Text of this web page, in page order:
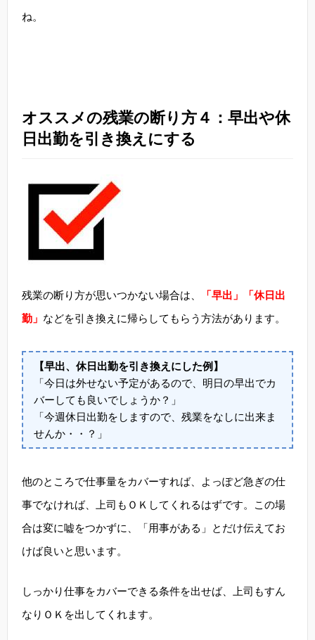
ね。
オススメの残業の断り方４：早出や休
日出勤を引き換えにする
残業の断り方が思いつかない場合は、
「早出」「休日出
勤」 などを引き換えに帰らしてもらう方法があります。
【早出、休日出勤を引き換えにした例】
「今日は外せない予定があるので、明日の早出でカ
バーしても良いでしょうか？」
「今週休日出勤をしますので、残業をなしに出来ま
せんか・・？」
他のところで仕事量をカバーすれば、よっぽど急ぎの仕
事でなければ、上司もＯＫしてくれるはずです。この場
合は変に嘘をつかずに、「用事がある」とだけ伝えてお
けば良いと思います。
しっかり仕事をカバーできる条件を出せば、上司もすん
なりＯＫを出してくれます。